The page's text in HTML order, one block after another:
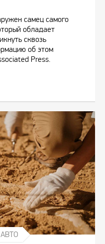
самец самого
обладает
сквозь
об этом
Press.